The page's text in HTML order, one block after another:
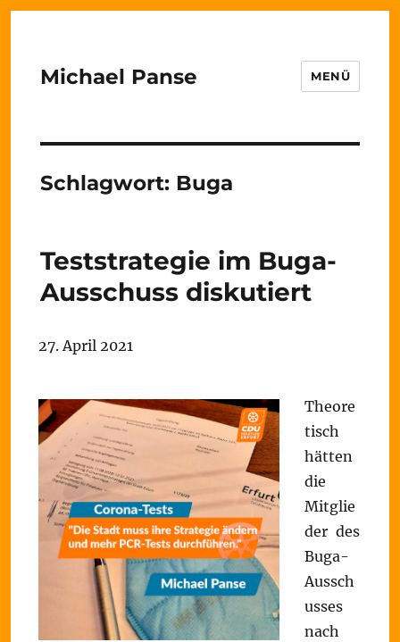
Michael Panse MENÜ
Schlagwort: Buga
Teststrategie im Buga-
Ausschuss diskutiert
27. April 2021
Theore
tisch
hätten
die
Mitglie
der des
Buga-
Aussch
usses
nach